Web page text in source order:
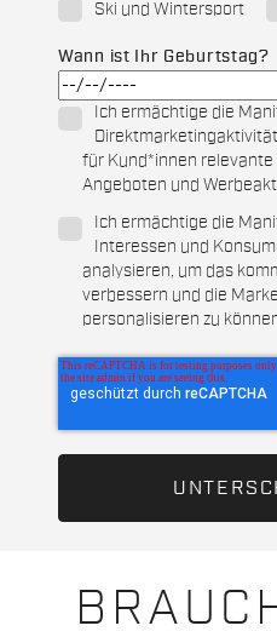
Ski und Wintersport
Wann ist Ihr Geburtstag?
Ich ermächtige die
für Kund*innen relevante
Angeboten und
Ich ermächtige die
Interessen und
analysieren, um das
verbessern und die
personalisieren zu